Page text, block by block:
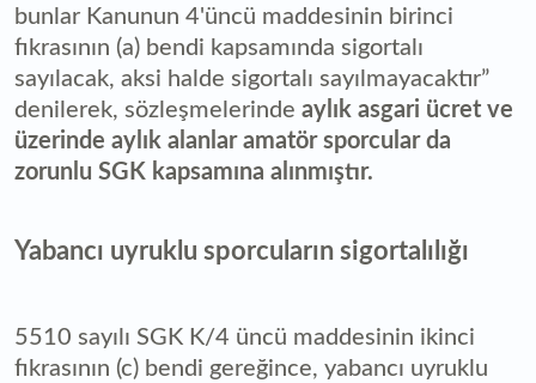
bunlar Kanunun 4'üncü maddesinin birinci
fıkrasının (a) bendi kapsamında sigortalı
sayılacak, aksi halde sigortalı sayılmayacaktır”
denilerek, sözleşmelerinde aylık asgari ücret ve
üzerinde aylık alanlar amatör sporcular da
zorunlu SGK kapsamına alınmıştır.
Yabancı uyruklu sporcuların sigortalılığı
5510 sayılı SGK K/4 üncü maddesinin ikinci
fıkrasının (c) bendi gereğince, yabancı uyruklu